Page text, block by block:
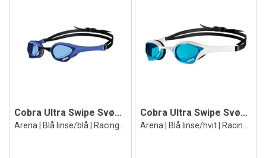
Cobra Ultra Swipe Svømmebrille Cobra Ultra Swipe Svømmebrille